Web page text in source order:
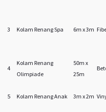
3
Kolam Renang Spa 6m x 3m
4
Kolam Renang
Olimpiade
50m x
25m
5
Kolam Renang Anak 3m x 2m